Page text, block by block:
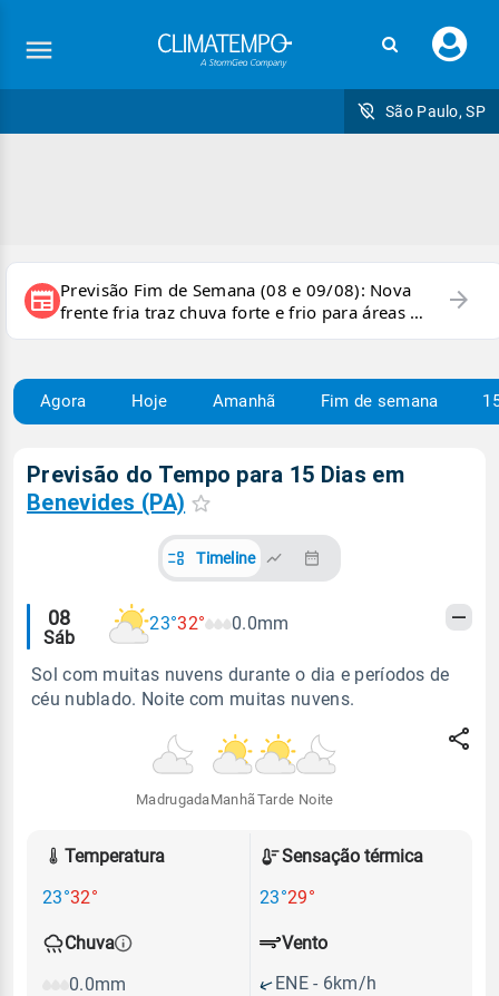
seu
São Paulo, SP
newspaper Previsão Fim de Semana (08 e 09/08): Nova
frente fria traz chuva forte e frio para áreas do
país
arrow_forward
Agora Hoje Amanhã Fim de semana
Previsão do Tempo para 15 Dias em
Benevides (PA)
Timeline
Alertas
meteorológicos
08
Sáb
23°32° 0.0mm
Sol com muitas nuvens durante o dia e períodos de
céu nublado. Noite com muitas nuvens.
Madrugada Manhã Tarde Noite
Temperatura
23°32°
Sensação térmica
23°29°
Chuva
0.0mm
Vento
ENE - 6km/h